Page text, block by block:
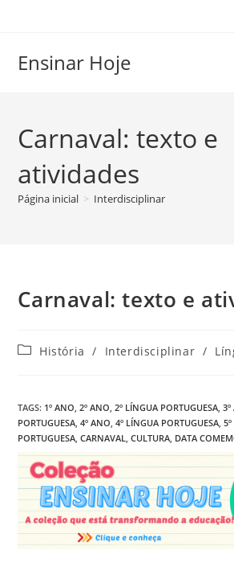
conteúdo
Ensinar Hoje
Carnaval: texto e
atividades
Página inicial > Interdisciplinar
Carnaval: texto e
Categoria
História / Interdisciplinar /
TAGS: 1º ANO, 2º ANO, 2º LÍNGUA PORTUGUESA,
PORTUGUESA, 4º ANO, 4º LÍNGUA PORTUGUESA,
PORTUGUESA, CARNAVAL, CULTURA, DATA